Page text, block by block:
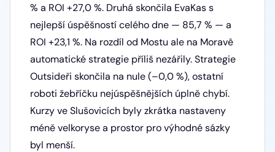
% a ROI +27,0 %. Druhá skončila EvaKas s
nejlepší úspěšností celého dne — 85,7 % — a
ROI +23,1 %. Na rozdíl od Mostu ale na Moravě
automatické strategie příliš nezářily. Strategie
Outsideři skončila na nule (–0,0 %), ostatní
roboti žebříčku nejúspěšnějších úplně chybí.
Kurzy ve Slušovicích byly zkrátka nastaveny
méně velkoryse a prostor pro výhodné sázky
byl menší.